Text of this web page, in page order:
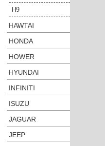
H9
HAWTAI
HONDA
HOWER
HYUNDAI
INFINITI
ISUZU
JAGUAR
JEEP